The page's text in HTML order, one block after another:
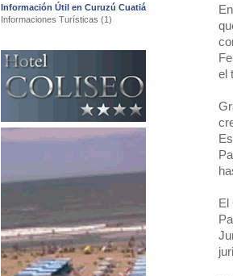
Información Útil en Curuzú Cuatiá
Informaciones Turísticas (1)
el
El